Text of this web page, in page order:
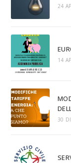
24
14
30